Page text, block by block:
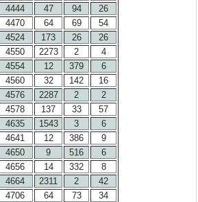
4444 47 94
26
4470 64 69
54
4524 173 26
26
4550 2273 2
4
4554 12 379
6
4560 32 142
16
4576 2287 2
2
4578 137 33
57
4635 1543 3
6
4641 12 386
9
4650 9 516
6
4656 14 332
8
4664 2311 2
42
4706 64 73
34